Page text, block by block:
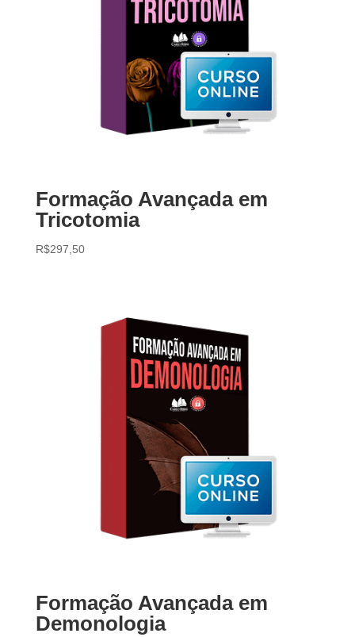
Formação Avançada em
Tricotomia
R$297,50
Formação Avançada em
Demonologia